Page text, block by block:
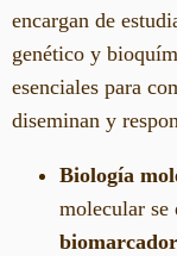
encargan de
genético y
esenciales para
diseminan y
Biología
molecular se